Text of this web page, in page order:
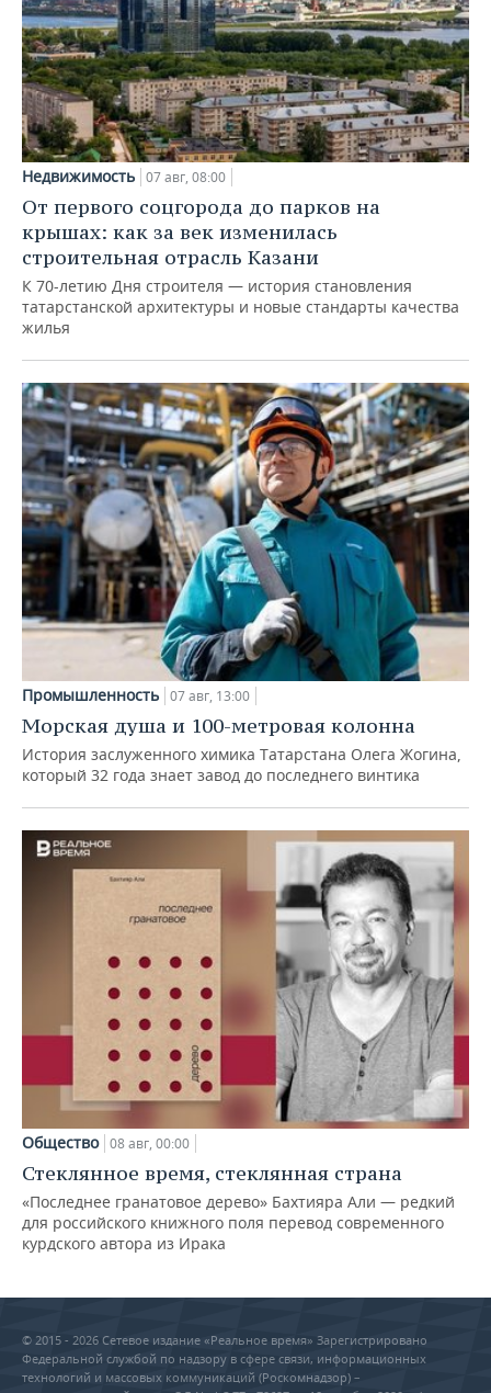
Недвижимость 07 авг, 08:00
От первого соцгорода до парков на
крышах: как за век изменилась
строительная отрасль Казани
К 70-летию Дня строителя — история становления
татарстанской архитектуры и новые стандарты качества
жилья
Промышленность 07 авг, 13:00
Морская душа и 100-метровая колонна
История заслуженного химика Татарстана Олега Жогина,
который 32 года знает завод до последнего винтика
Общество 08 авг, 00:00
Стеклянное время, стеклянная страна
«Последнее гранатовое дерево» Бахтияра Али — редкий
для российского книжного поля перевод современного
курдского автора из Ирака
© 2015 - 2026 Сетевое издание «Реальное время» Зарегистрировано
Федеральной службой по надзору в сфере связи, информационных
технологий и массовых коммуникаций (Роскомнадзор) –